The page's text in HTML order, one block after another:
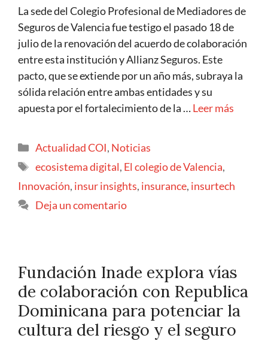
La sede del Colegio Profesional de Mediadores de
Seguros de Valencia fue testigo el pasado 18 de
julio de la renovación del acuerdo de colaboración
entre esta institución y Allianz Seguros. Este
pacto, que se extiende por un año más, subraya la
sólida relación entre ambas entidades y su
apuesta por el fortalecimiento de la …Leer más
Actualidad COI, Noticias
ecosistema digital, El colegio de Valencia,
Innovación, insur insights, insurance, insurtech
Deja un comentario
Fundación Inade explora vías
de colaboración con Republica
Dominicana para potenciar la
cultura del riesgo y el seguro